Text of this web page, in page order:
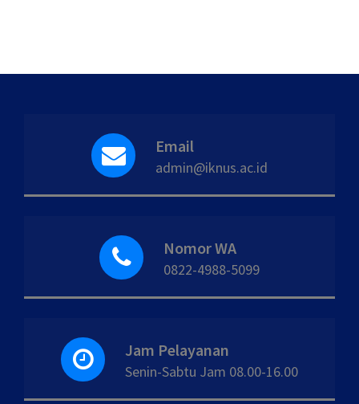
Email
admin@iknus.ac.id
Nomor WA
0822-4988-5099
Jam Pelayanan
Senin-Sabtu Jam 08.00-16.00